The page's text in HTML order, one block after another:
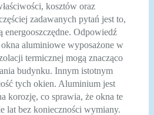
kosztów oraz
zadawanych pytań jest to,
energooszczędne. Odpowiedź
aluminiowe wyposażone w
termicznej mogą znacząco
budynku. Innym istotnym
tych okien. Aluminium jest
korozję, co sprawia, że okna te
lat bez konieczności wymiany.